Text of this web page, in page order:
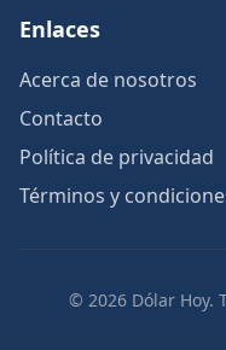
Enlaces
Acerca de nosotros
Contacto
Política de privacidad
Términos y
© 2026 Dólar Hoy.